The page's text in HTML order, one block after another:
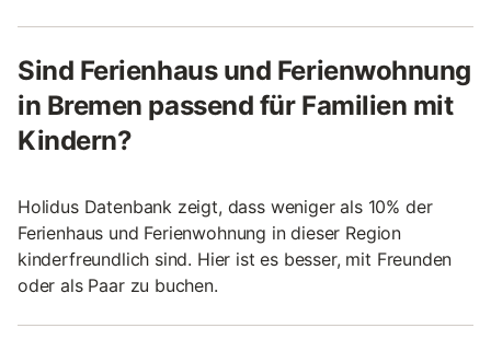
Sind Ferienhaus und Ferienwohnung
in Bremen passend für Familien mit
Kindern?
Holidus Datenbank zeigt, dass weniger als 10% der
Ferienhaus und Ferienwohnung in dieser Region
kinderfreundlich sind. Hier ist es besser, mit Freunden
oder als Paar zu buchen.